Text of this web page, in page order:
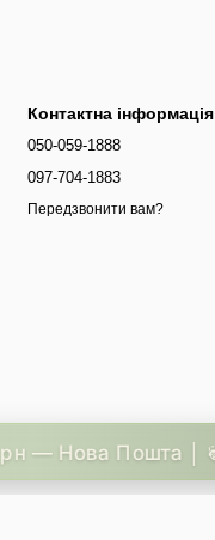
Контактна інформація
050-059-1888
097-704-1883
Передзвонити вам?